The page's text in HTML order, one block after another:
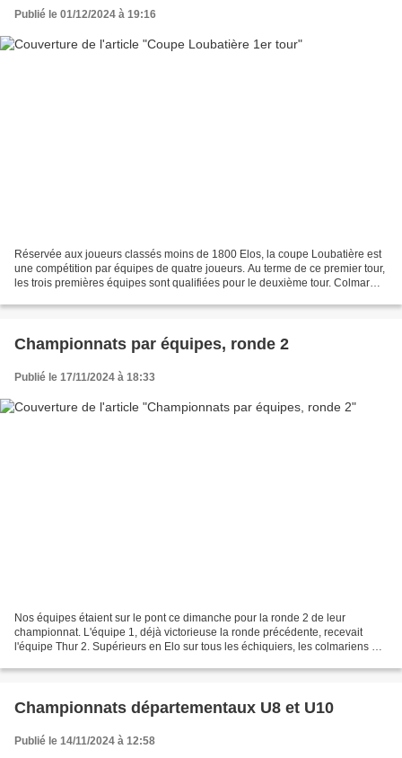
Publié le 01/12/2024 à 19:16
Réservée aux joueurs classés moins de 1800 Elos, la coupe Loubatière est
une compétition par équipes de quatre joueurs. Au terme de ce premier tour,
les trois premières équipes sont qualifiées pour le deuxième tour. Colmar
Championnats par équipes, ronde 2
Publié le 17/11/2024 à 18:33
Nos équipes étaient sur le pont ce dimanche pour la ronde 2 de leur
championnat. L'équipe 1, déjà victorieuse la ronde précédente, recevait
l'équipe Thur 2. Supérieurs en Elo sur tous les échiquiers, les colmariens ont
Championnats départementaux U8 et U10
Publié le 14/11/2024 à 12:58